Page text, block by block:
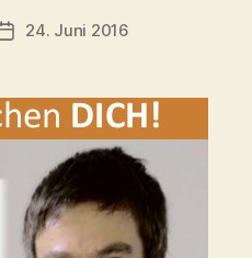
Veröffentlichungsdatum
24. Juni 2016